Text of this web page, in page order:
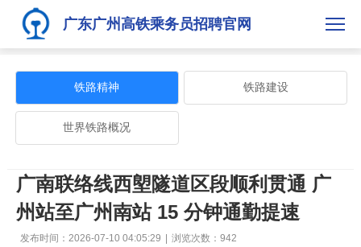
广东广州高铁乘务员招聘官网
铁路精神 铁路建设
世界铁路概况
广南联络线西塱隧道区段顺利贯通 广
州站至广州南站 15 分钟通勤提速
发布时间：2026-07-10 04:05:29 | 浏览次数： 942